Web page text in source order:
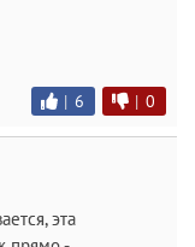
| 6 | 0
эта